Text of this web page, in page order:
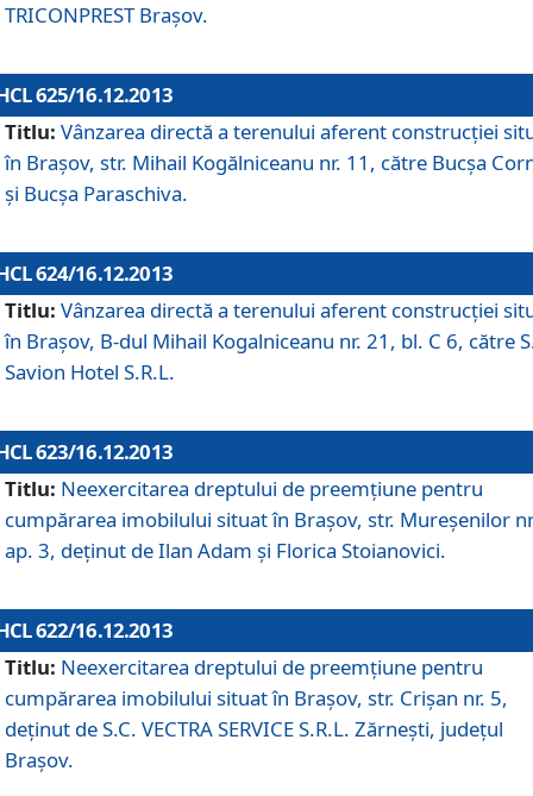
TRICONPREST Braşov.
625/16.12.2013
Titlu: Vânzarea directă a terenului aferent construcţiei
în Braşov, str. Mihail Kogălniceanu nr. 11, către Bucşa
şi Bucşa Paraschiva.
624/16.12.2013
Titlu: Vânzarea directă a terenului aferent construcţiei
în Braşov, B-dul Mihail Kogalniceanu nr. 21, bl. C 6, către
Savion Hotel S.R.L.
623/16.12.2013
Titlu: Neexercitarea dreptului de preemţiune pentru
cumpărarea imobilului situat în Braşov, str. Mureşenilor
ap. 3, deţinut de Ilan Adam şi Florica Stoianovici.
622/16.12.2013
Titlu: Neexercitarea dreptului de preemţiune pentru
cumpărarea imobilului situat în Braşov, str. Crişan nr. 5,
deţinut de S.C. VECTRA SERVICE S.R.L. Zărneşti, judeţul
Braşov.